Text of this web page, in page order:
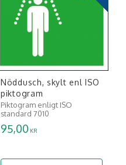
Nöddusch, skylt enl ISO
piktogram
Piktogram enligt ISO
standard 7010
95,00 KR